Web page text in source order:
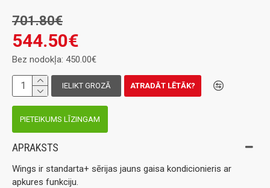
544.50€
701.80€
Bez nodokļa: 450.00€
IELIKT GROZĀ ATRADĀT LĒTĀK?
PIETEIKUMS LĪZINGAM
APRAKSTS
Wings ir standarta+ sērijas jauns gaisa kondicionieris ar
apkures funkciju.